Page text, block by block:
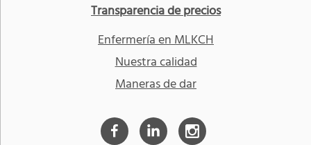
Transparencia de precios
Enfermería en MLKCH
Nuestra calidad
Maneras de dar